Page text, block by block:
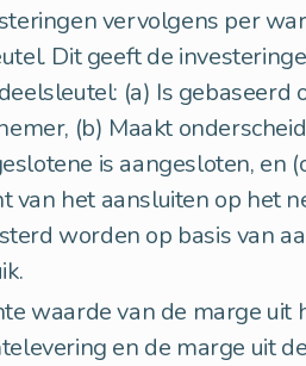
vervolgens per
Dit geeft de
(a) Is gebaseerd
(b) Maakt
is aangesloten, en
van het aansluiten op het
worden op basis van
waarde van de marge uit
en de marge uit